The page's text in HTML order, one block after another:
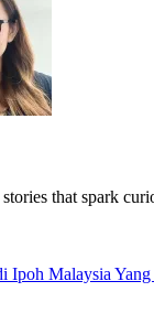
that spark
Ipoh Malaysia